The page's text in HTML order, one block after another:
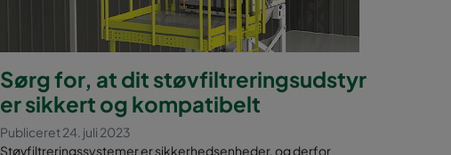
Sørg for, at dit støvfiltreringsudstyr
er sikkert og kompatibelt
Publiceret 24. juli 2023
Støvfiltreringssystemer er sikkerhedsenheder, og derfor